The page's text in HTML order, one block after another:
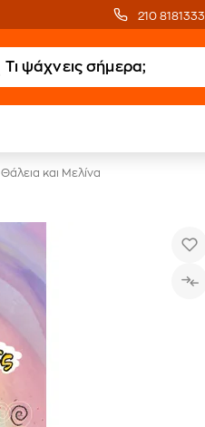
210 8181333
Θάλεια και Μελίνα